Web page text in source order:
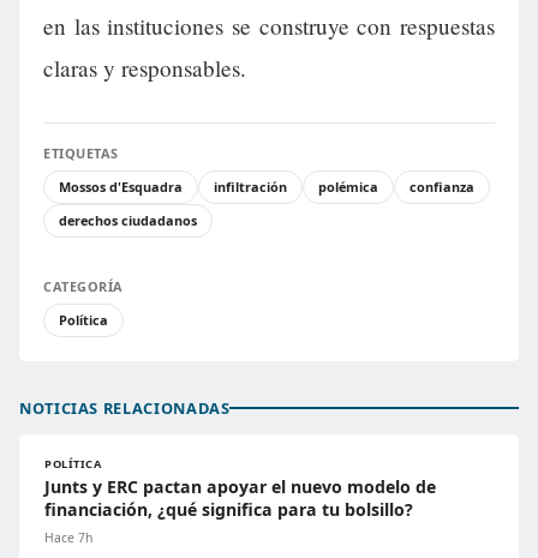
en las instituciones se construye con respuestas
claras y responsables.
ETIQUETAS
Mossos d'Esquadra
infiltración polémica
confianza
derechos ciudadanos
CATEGORÍA
Política
NOTICIAS RELACIONADAS
POLÍTICA
Junts y ERC pactan apoyar el nuevo modelo de
financiación, ¿qué significa para tu bolsillo?
Hace 7h